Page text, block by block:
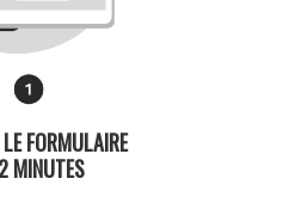
FORMULAIRE
MINUTES